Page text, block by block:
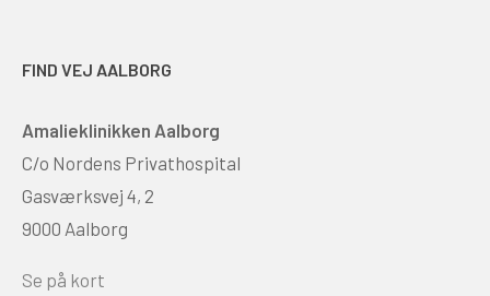
FIND VEJ AALBORG
Amalieklinikken Aalborg
C/o Nordens Privathospital
Gasværksvej 4, 2
9000 Aalborg
Se på kort